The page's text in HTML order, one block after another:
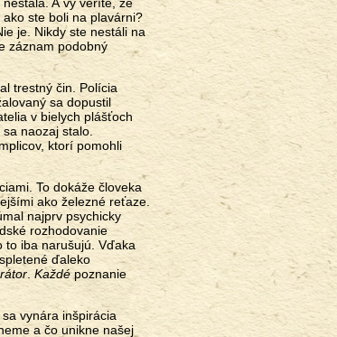
ste boli na plavárni?
je. Nikdy ste nestáli na
záznam podobný
trestný čin. Polícia
sa dopustil
v bielych plášťoch
naozaj stalo.
ktorí pomohli
To dokáže človeka
ako železné reťaze.
najprv psychicky
rozhodovanie
to iba narušujú. Vďaka
ďaleko
Každépoznanie
vynára inšpirácia
a čo unikne našej